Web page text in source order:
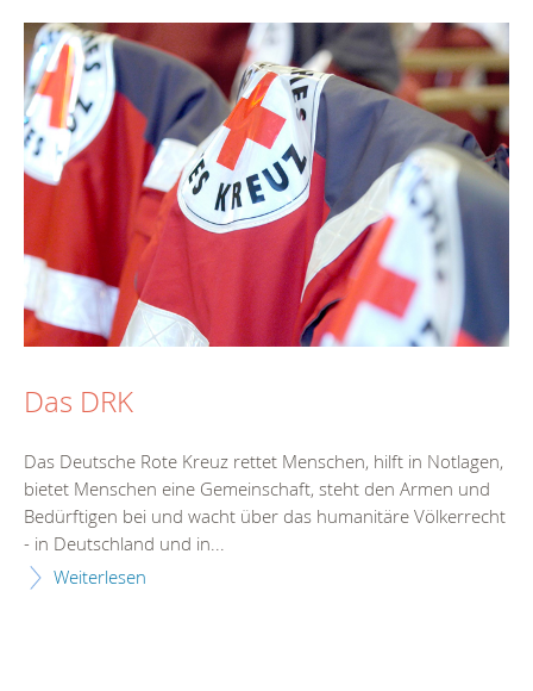
Das DRK
Das Deutsche Rote Kreuz rettet Menschen, hilft in Notlagen,
bietet Menschen eine Gemeinschaft, steht den Armen und
Bedürftigen bei und wacht über das humanitäre Völkerrecht
- in Deutschland und in...
Weiterlesen